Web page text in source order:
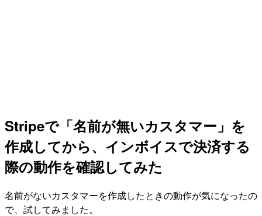
Stripeで「名前が無いカスタマー」を
作成してから、インボイスで決済する
際の動作を確認してみた
名前がないカスタマーを作成したときの動作が気になったの
で、試してみました。